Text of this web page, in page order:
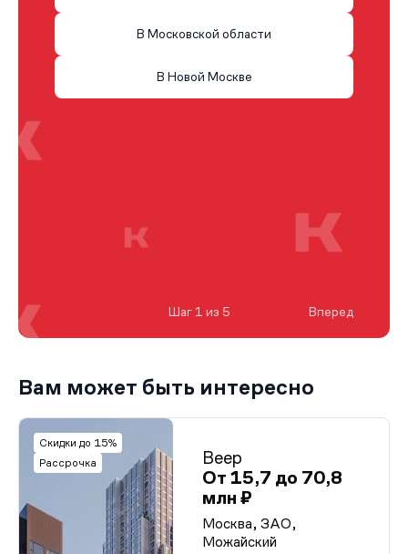
В Московской области
В Новой Москве
Шаг 1 из 5 Вперед
Вам может быть интересно
Скидки до 15%
Рассрочка
Веер
От 15,7 до 70,8
млн ₽
Москва, ЗАО,
Можайский